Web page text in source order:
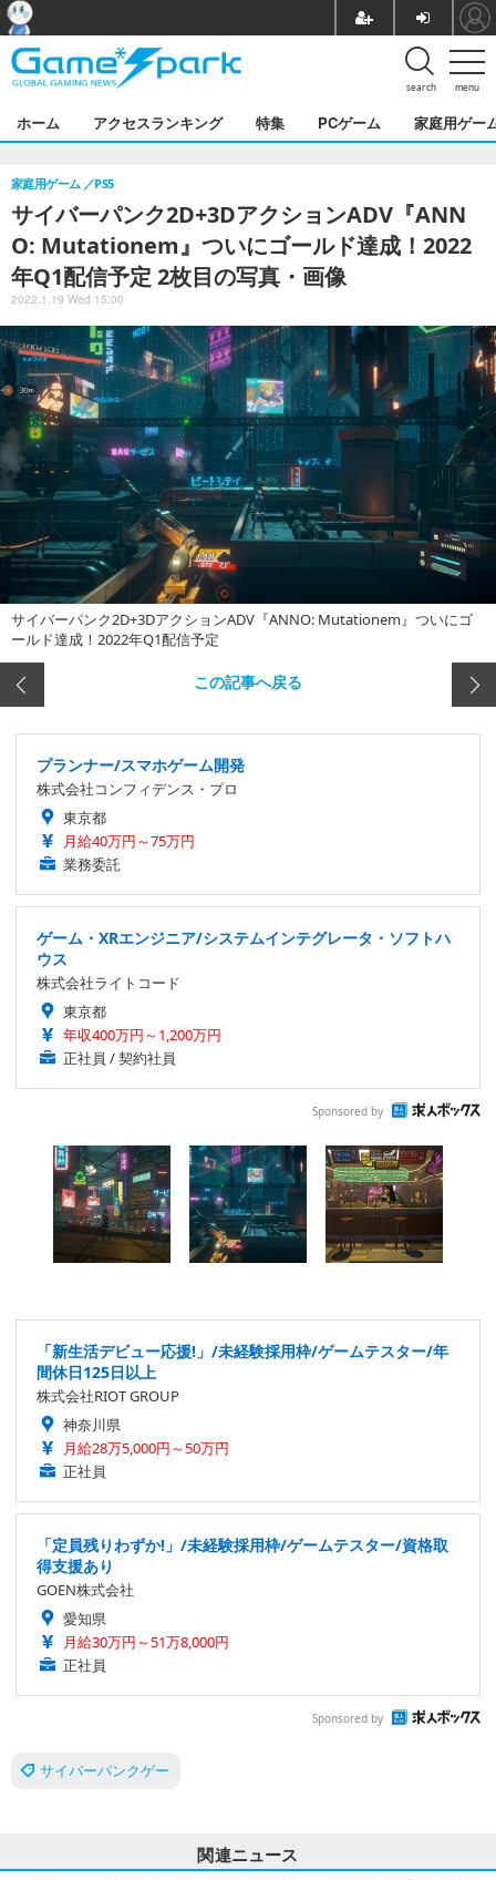
menu
search
ホーム アクセスランキング 特集 PCゲーム 家庭用ゲー
サイバーパンク2D+3DアクションADV『ANN
O: Mutationem』ついにゴールド達成！2022
年Q1配信予定 2枚目の写真・画像
家庭用ゲーム PS5
2022.1.19 Wed 15:00
サイバーパンク2D+3DアクションADV『ANNO: Mutationem』ついにゴ
ールド達成！2022年Q1配信予定
この記事へ戻る
プランナー/スマホゲーム開発
株式会社コンフィデンス・プロ
東京都
月給40万円～75万円
業務委託
ゲーム・XRエンジニア/システムインテグレータ・ソフトハ
ウス
株式会社ライトコード
東京都
年収400万円～1,200万円
正社員 / 契約社員
Sponsored by
「新生活デビュー応援!」/未経験採用枠/ゲームテスター/年
間休日125日以上
株式会社RIOT GROUP
神奈川県
月給28万5,000円～50万円
正社員
「定員残りわずか!」/未経験採用枠/ゲームテスター/資格取
得支援あり
GOEN株式会社
愛知県
月給30万円～51万8,000円
正社員
Sponsored by
サイバーパンクゲー
関連ニュース